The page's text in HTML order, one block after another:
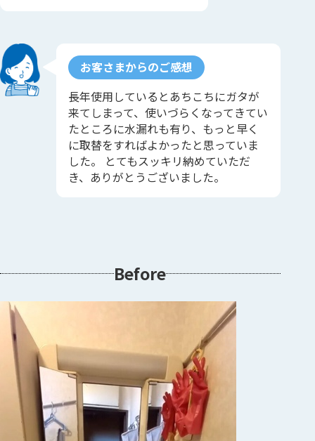
お客さまからのご感想
長年使用しているとあちこちにガタが
来てしまって、使いづらくなってきてい
たところに水漏れも有り、もっと早く
に取替をすればよかったと思っていま
した。 とてもスッキリ納めていただ
き、ありがとうございました。
Before